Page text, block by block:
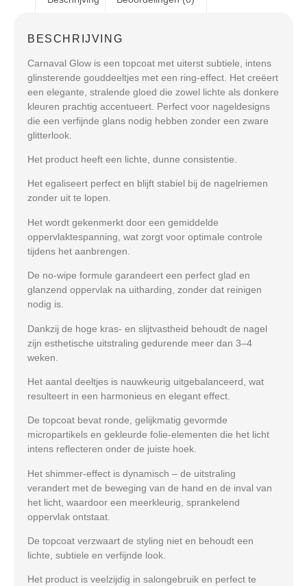
BESCHRIJVING
Carnaval Glow is een topcoat met uiterst subtiele, intens
glinsterende gouddeeltjes met een ring-effect. Het creëert
een elegante, stralende gloed die zowel lichte als donkere
kleuren prachtig accentueert. Perfect voor nageldesigns
die een verfijnde glans nodig hebben zonder een zware
glitterlook.
Het product heeft een lichte, dunne consistentie.
Het egaliseert perfect en blijft stabiel bij de nagelriemen
zonder uit te lopen.
Het wordt gekenmerkt door een gemiddelde
oppervlaktespanning, wat zorgt voor optimale controle
tijdens het aanbrengen.
De no-wipe formule garandeert een perfect glad en
glanzend oppervlak na uitharding, zonder dat reinigen
nodig is.
Dankzij de hoge kras- en slijtvastheid behoudt de nagel
zijn esthetische uitstraling gedurende meer dan 3–4
weken.
Het aantal deeltjes is nauwkeurig uitgebalanceerd, wat
resulteert in een harmonieus en elegant effect.
De topcoat bevat ronde, gelijkmatig gevormde
micropartikels en gekleurde folie-elementen die het licht
intens reflecteren onder de juiste hoek.
Het shimmer-effect is dynamisch – de uitstraling
verandert met de beweging van de hand en de inval van
het licht, waardoor een meerkleurig, sprankelend
oppervlak ontstaat.
De topcoat verzwaart de styling niet en behoudt een
lichte, subtiele en verfijnde look.
Het product is veelzijdig in salongebruik en perfect te